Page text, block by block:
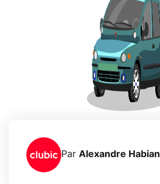
Par Alexandre Habian